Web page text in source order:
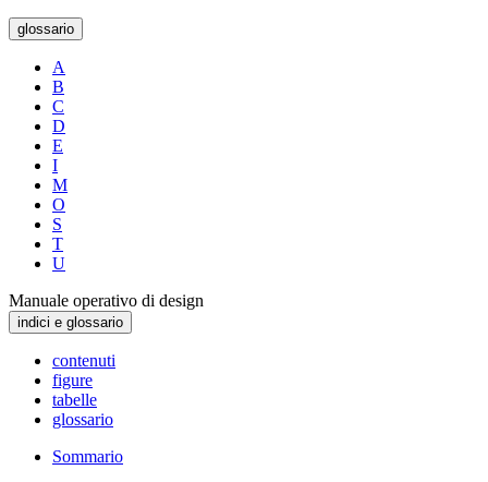
glossario
A
B
C
D
E
I
M
O
S
T
U
Manuale operativo di design
indici e glossario
contenuti
figure
tabelle
glossario
Sommario